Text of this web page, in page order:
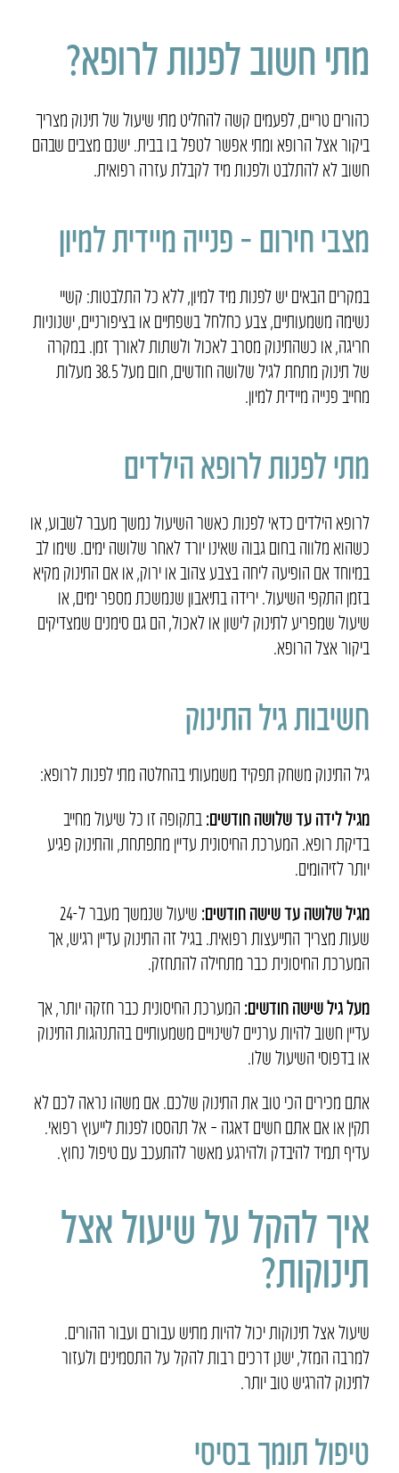
מתי חשוב לפנות לרופא?
כהורים טריים, לפעמים קשה להחליט מתי שיעול של תינוק מצריך
ביקור אצל הרופא ומתי אפשר לטפל בו בבית. ישנם מצבים שבהם
חשוב לא להתלבט ולפנות מיד לקבלת עזרה רפואית.
מצבי חירום – פנייה מיידית למיון
במקרים הבאים יש לפנות מיד למיון, ללא כל התלבטות: קשיי
נשימה משמעותיים, צבע כחלחל בשפתיים או בציפורניים, ישנוניות
חריגה, או כשהתינוק מסרב לאכול ולשתות לאורך זמן. במקרה
של תינוק מתחת לגיל שלושה חודשים, חום מעל 38.5 מעלות
מחייב פנייה מיידית למיון.
מתי לפנות לרופא הילדים
לרופא הילדים כדאי לפנות כאשר השיעול נמשך מעבר לשבוע, או
כשהוא מלווה בחום גבוה שאינו יורד לאחר שלושה ימים. שימו לב
במיוחד אם הופיעה ליחה בצבע צהוב או ירוק, או אם התינוק מקיא
בזמן התקפי השיעול. ירידה בתיאבון שנמשכת מספר ימים, או
שיעול שמפריע לתינוק לישון או לאכול, הם גם סימנים שמצדיקים
ביקור אצל הרופא.
חשיבות גיל התינוק
גיל התינוק משחק תפקיד משמעותי בהחלטה מתי לפנות לרופא:
מגיל לידה עד שלושה חודשים: בתקופה זו כל שיעול מחייב
בדיקת רופא. המערכת החיסונית עדיין מתפתחת, והתינוק פגיע
יותר לזיהומים.
מגיל שלושה עד שישה חודשים:
שיעול שנמשך מעבר ל-24
שעות מצריך התייעצות רפואית. בגיל זה התינוק עדיין רגיש, אך
המערכת החיסונית כבר מתחילה להתחזק.
מעל גיל שישה חודשים: המערכת החיסונית כבר חזקה יותר, אך
עדיין חשוב להיות ערניים לשינויים משמעותיים בהתנהגות התינוק
או בדפוסי השיעול שלו.
אתם מכירים הכי טוב את התינוק שלכם. אם משהו נראה לכם לא
תקין או אם אתם חשים דאגה – אל תהססו לפנות לייעוץ רפואי.
עדיף תמיד להיבדק ולהירגע מאשר להתעכב עם טיפול נחוץ.
איך להקל על שיעול אצל
תינוקות?
שיעול אצל תינוקות יכול להיות מתיש עבורם ועבור ההורים.
למרבה המזל, ישנן דרכים רבות להקל על התסמינים ולעזור
לתינוק להרגיש טוב יותר.
טיפול תומך בסיסי